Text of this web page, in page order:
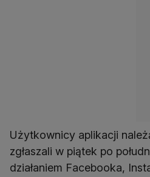
Użytkownicy aplikacji
zgłaszali w piątek po
działaniem Facebooka,